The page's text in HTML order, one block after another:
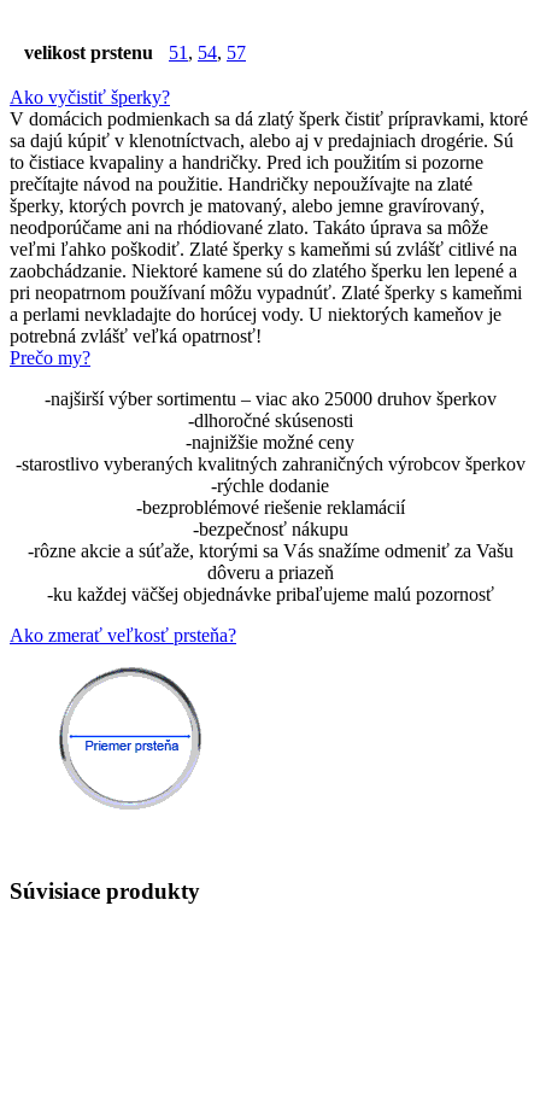
velikost prstenu 51 , 54, 57
Ako vyčistiť šperky?
V domácich podmienkach sa dá zlatý šperk čistiť prípravkami, ktoré
sa dajú kúpiť v klenotníctvach, alebo aj v predajniach drogérie. Sú
to čistiace kvapaliny a handričky. Pred ich použitím si pozorne
prečítajte návod na použitie. Handričky nepoužívajte na zlaté
šperky, ktorých povrch je matovaný, alebo jemne gravírovaný,
neodporúčame ani na rhódiované zlato. Takáto úprava sa môže
veľmi ľahko poškodiť. Zlaté šperky s kameňmi sú zvlášť citlivé na
zaobchádzanie. Niektoré kamene sú do zlatého šperku len lepené a
pri neopatrnom používaní môžu vypadnúť. Zlaté šperky s kameňmi
a perlami nevkladajte do horúcej vody. U niektorých kameňov je
potrebná zvlášť veľká opatrnosť!
Prečo my?
-najširší výber sortimentu – viac ako 25000 druhov šperkov
-dlhoročné skúsenosti
-najnižšie možné ceny
-starostlivo vyberaných kvalitných zahraničných výrobcov šperkov
-rýchle dodanie
-bezproblémové riešenie reklamácií
-bezpečnosť nákupu
-rôzne akcie a súťaže, ktorými sa Vás snažíme odmeniť za Vašu
dôveru a priazeň
-ku každej väčšej objednávke pribaľujeme malú pozornosť
Ako zmerať veľkosť prsteňa?
Súvisiace produkty